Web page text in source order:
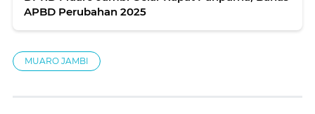
APBD Perubahan 2025
MUARO JAMBI